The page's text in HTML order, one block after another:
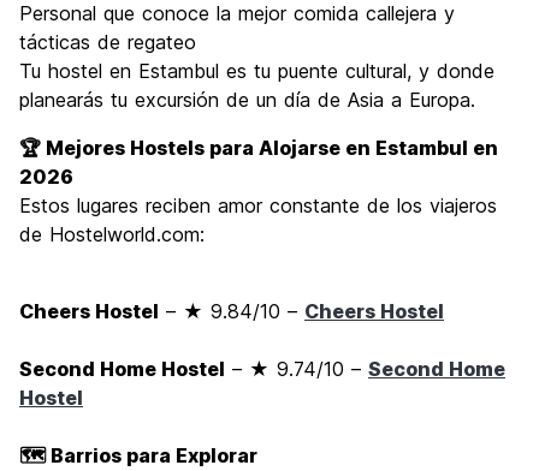
Personal que conoce la mejor comida callejera y
tácticas de regateo
Tu hostel en Estambul es tu puente cultural, y donde
planearás tu excursión de un día de Asia a Europa.
🏆 Mejores Hostels para Alojarse en Estambul en
2026
Estos lugares reciben amor constante de los viajeros
de Hostelworld.com:
Cheers Hostel – ★ 9.84/10 – Cheers Hostel
Second Home Hostel – ★ 9.74/10 – Second Home
Hostel
🗺️ Barrios para Explorar